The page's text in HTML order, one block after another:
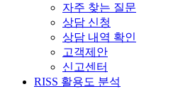
자주 찾는 질문
상담 신청
상담 내역 확인
고객제안
신고센터
RISS 활용도 분석